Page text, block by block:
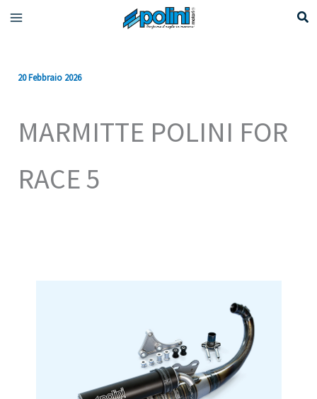
20 Febbraio 2026
MARMITTE POLINI FOR
RACE 5